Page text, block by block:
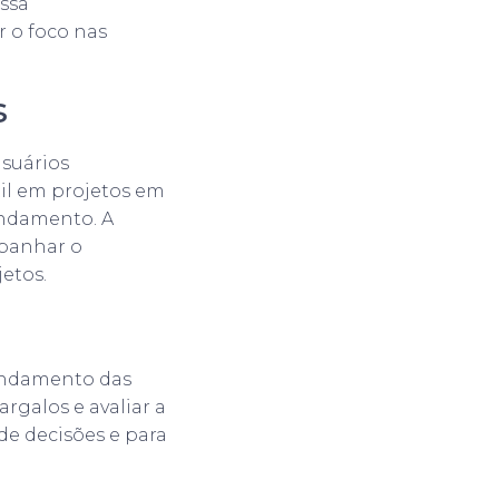
o foco nas
em projetos em
A
o
das
e avaliar a
decisões e para